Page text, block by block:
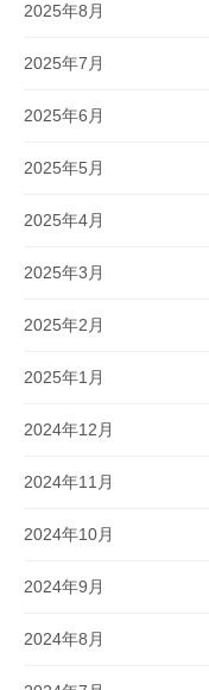
2025年8月
2025年7月
2025年6月
2025年5月
2025年4月
2025年3月
2025年2月
2025年1月
2024年12月
2024年11月
2024年10月
2024年9月
2024年8月